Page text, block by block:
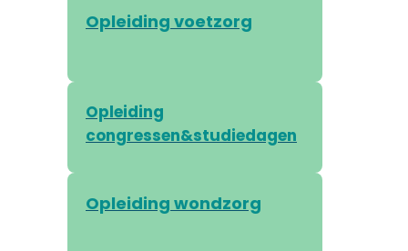
Opleiding voetzorg
Opleiding
congressen&studiedagen
Opleiding wondzorg